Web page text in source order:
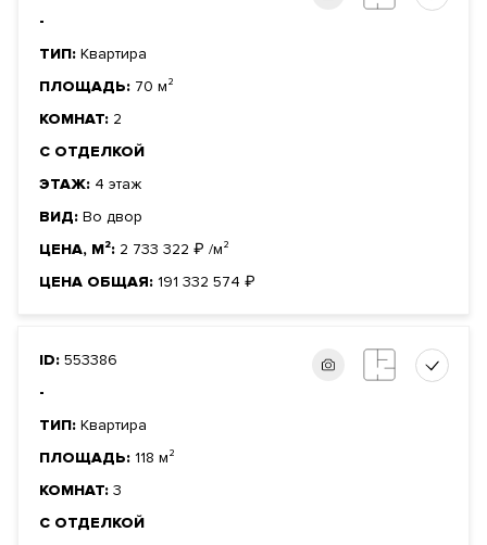
-
ТИП: Квартира
ПЛОЩАДЬ: 70 м²
КОМНАТ: 2
С ОТДЕЛКОЙ
ЭТАЖ: 4 этаж
ВИД: Во двор
ЦЕНА, М²: 2 733 322 ₽ /м²
ЦЕНА ОБЩАЯ: 191 332 574 ₽
ID: 553386
-
ТИП: Квартира
ПЛОЩАДЬ: 118 м²
КОМНАТ: 3
С ОТДЕЛКОЙ